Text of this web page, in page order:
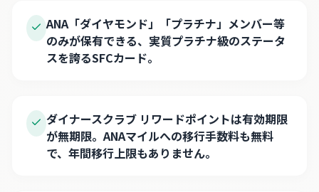
ANA「ダイヤモンド」「プラチナ」メンバー等
のみが保有できる、実質プラチナ級のステータ
スを誇るSFCカード。
ダイナースクラブ リワードポイントは有効期限
が無期限。ANAマイルへの移行手数料も無料
で、年間移行上限もありません。